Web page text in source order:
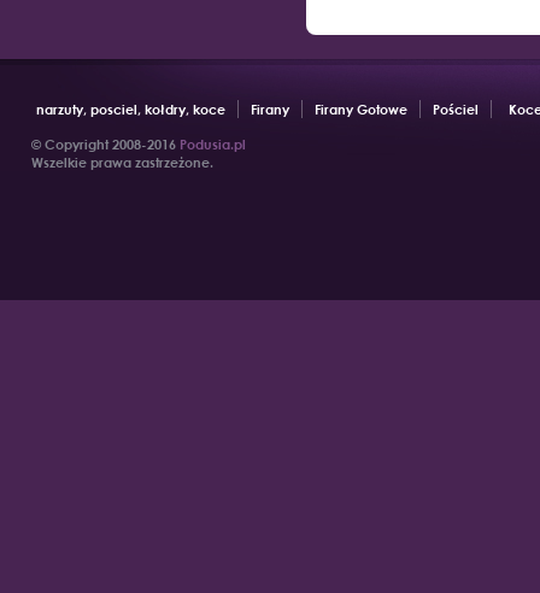
narzuty, posciel, kołdry, koce Firany Firany Gotowe Pościel
© Copyright 2008-2016 Podusia.pl
Wszelkie prawa zastrzeżone.